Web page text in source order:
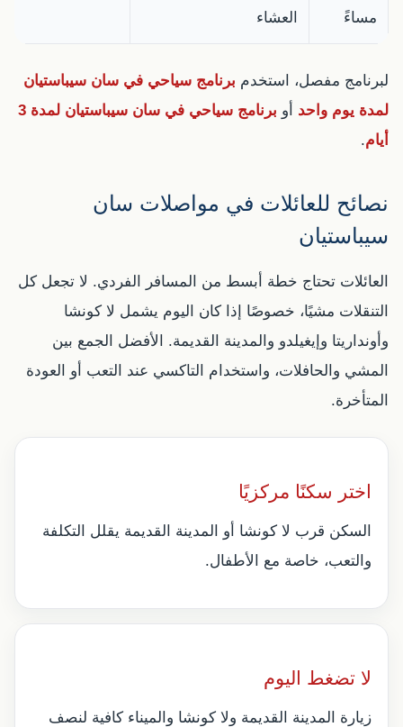
مساءً
العشاء
لبرنامج مفصل، استخدم برنامج سياحي في سان سيباستيان
لمدة يوم واحد أو
برنامج سياحي في سان سيباستيان لمدة 3
أيام.
نصائح للعائلات في مواصلات سان
سيباستيان
العائلات تحتاج خطة أبسط من المسافر الفردي. لا تجعل كل
التنقلات مشيًا، خصوصًا إذا كان اليوم يشمل لا كونشا
وأونداريتا وإيغيلدو والمدينة القديمة. الأفضل الجمع بين
المشي والحافلات، واستخدام التاكسي عند التعب أو العودة
المتأخرة.
اختر سكنًا مركزيًا
السكن قرب لا كونشا أو المدينة القديمة يقلل التكلفة
والتعب، خاصة مع الأطفال.
لا تضغط اليوم
زيارة المدينة القديمة ولا كونشا والميناء كافية لنصف